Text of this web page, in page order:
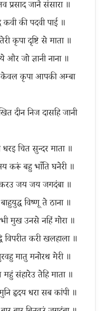
प्रसाद जानै संसारा ॥
की पदवी पाई ॥
कृपा दृष्टि से माता ॥
जो ज्ञानी नाना ॥
केवल कृपा आपकी अम्बा
दीन निज दासहि जानी
चित सुन्दर माता ॥
करूं बहु भाँति घनेरी ॥
जय जय जगदंबा ॥
विष्णू ते ठाना ॥
मुख उनसे नहिं मोरा ॥
विपरीत करी खलहाला ॥
मातु मनोरथ मेरी ॥
संहारेउ तेहि माता ॥
हृदय धरा सब कांपी ॥